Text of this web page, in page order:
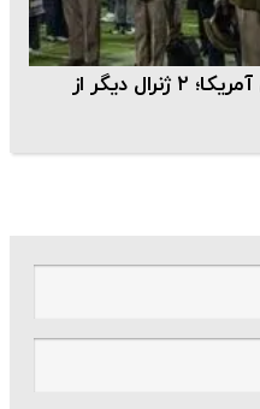
ادامه موج برکناری ها در ارتش آمریکا؛ ۲ ژنرال دیگر از